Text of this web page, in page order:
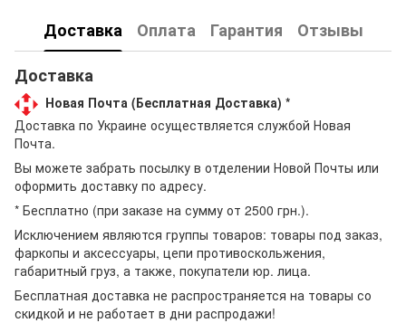
Доставка Оплата Гарантия
Отзывы
Доставка
Новая Почта (Бесплатная Доставка) *
Доставка по Украине осуществляется службой Новая
Почта.
Вы можете забрать посылку в отделении Новой Почты или
оформить доставку по адресу.
* Бесплатно (при заказе на сумму от 2500 грн.).
Исключением являются группы товаров: товары под заказ,
фаркопы и аксессуары, цепи противоскольжения,
габаритный груз, а также, покупатели юр. лица.
Бесплатная доставка не распространяется на товары со
скидкой и не работает в дни распродажи!